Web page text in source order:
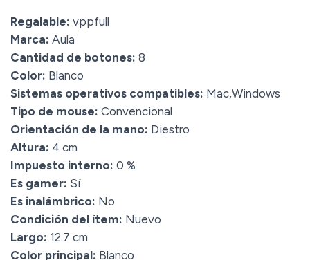
Regalable: vppfull
Marca: Aula
Cantidad de botones: 8
Color: Blanco
Sistemas operativos compatibles: Mac,Windows
Tipo de mouse: Convencional
Orientación de la mano: Diestro
Altura: 4 cm
Impuesto interno: 0 %
Es gamer: Sí
Es inalámbrico: No
Condición del ítem: Nuevo
Largo: 12.7 cm
Color principal: Blanco